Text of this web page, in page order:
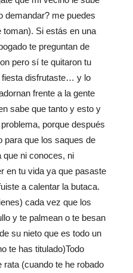
demandar? me puedes
Si estás en una
te preguntan de
pero sí te quitaron tu
disfrutaste… y lo
frente a la gente
sabe que tanto y esto y
porque después
para que los saques de
que ni conoces, ni
en tu vida ya que pasaste
a calentar la butaca.
cada vez que los
y te palmean o te besan
su nieto que es todo un
te has titulado)Todo
rata (cuando te he robado